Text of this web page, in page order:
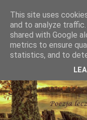
This site uses
and to analyze
shared with Google
metrics to ensure
statistics, and to